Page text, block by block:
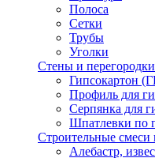
Полоса
Сетки
Трубы
Уголки
Стены и перегородки
Гипсокартон
Профиль для
Серпянка для
Шпатлевки по
Строительные смеси
Алебастр,